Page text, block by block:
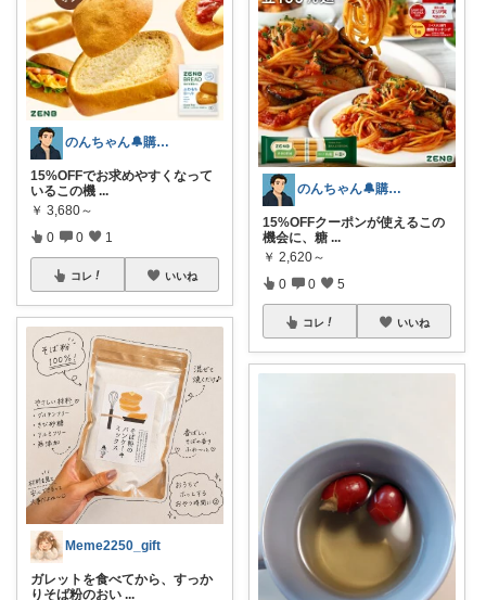
のんちゃん🔔購入感謝です✨
15%OFFでお求めやすくなって
いるこの機 ...
￥ 3,680～
0 0 1
コレ いいね
Meme2250_gift
ガレットを食べてから、すっか
りそば粉のおい ...
のんちゃん🔔購入感謝です✨
15%OFFクーポンが使えるこの
機会に、糖 ...
￥ 2,620～
0 0 5
コレ いいね